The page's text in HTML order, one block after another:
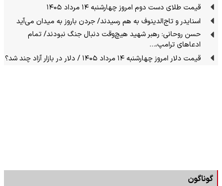
قیمت طلای دست دوم امروز چهارشنبه ۱۴ مرداد ۱۴۰۵
اسنایدر و تاج‌الدینوف به هم رسیدند/ جردن باروز به میدان می‌آید
حسن روحانی: رهبر شهید هیچ‌وقت دنبال جنگ نبودند/ تمام
ادعاهای ترامپ،…
قیمت دلار امروز چهارشنبه ۱۴ مرداد ۱۴۰۵ / دلار در بازار آزاد چند شد؟
گوناگون